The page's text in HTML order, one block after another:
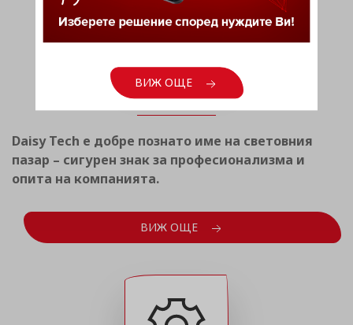
Световен опит
Daisy Tech е добре познато име на световния
пазар – сигурен знак за професионализма и
опита на компанията.
ВИЖ ОЩЕ
ВИЖ ОЩЕ